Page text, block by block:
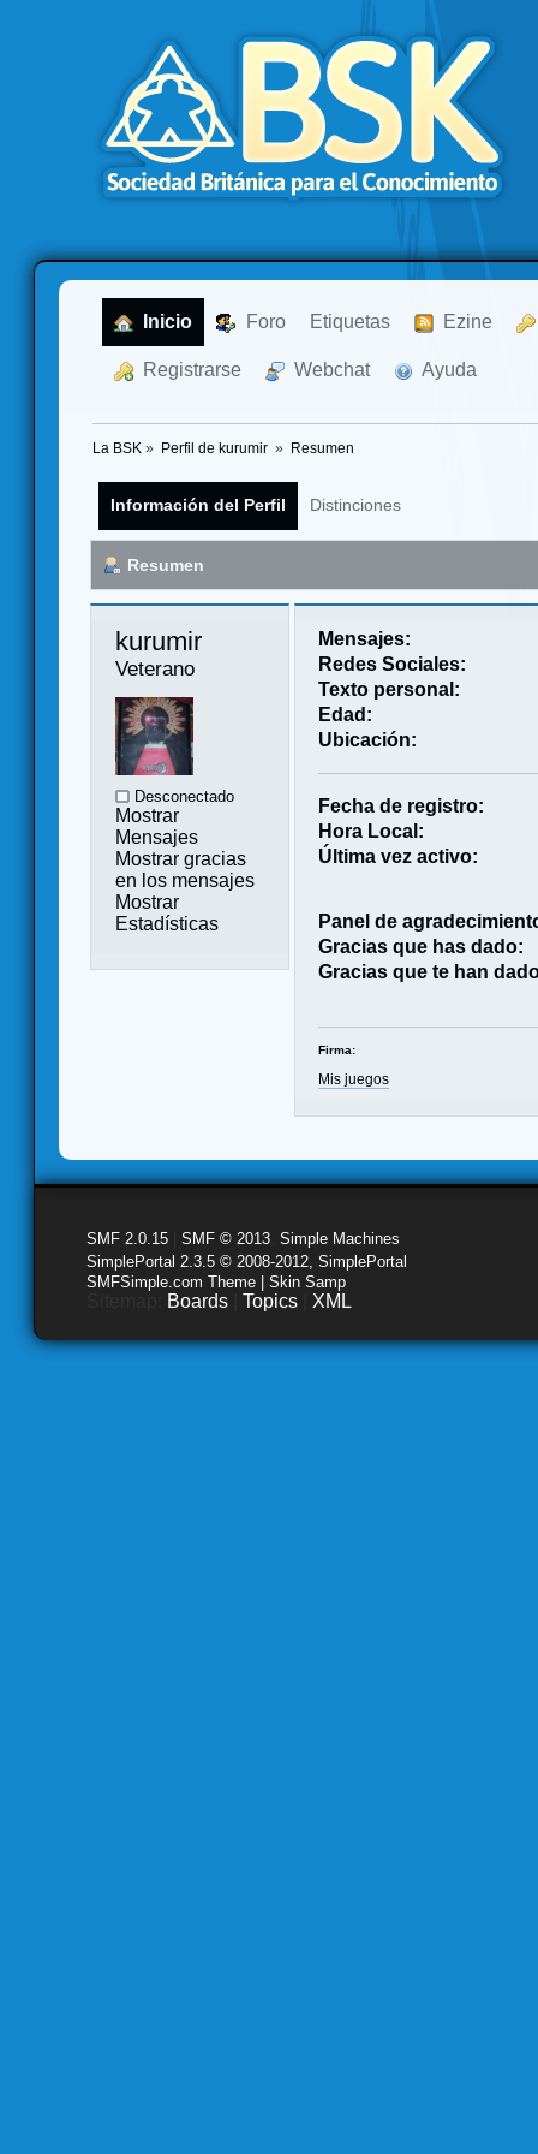
Inicio Foro Etiquetas Ezine
Registrarse Webchat Ayuda
La BSK » Perfil de kurumir » Resumen
Información del Perfil Distinciones
Resumen
kurumir
Veterano
Desconectado
Mostrar
Mensajes
Mostrar gracias
en los mensajes
Mostrar
Estadísticas
Mensajes:
Redes Sociales:
Texto personal:
Edad:
Ubicación:
Fecha de registro:
Hora Local:
Última vez activo:
Panel de
Gracias que has dado:
Gracias que te han
Firma:
Mis juegos
SMF 2.0.15 SMF © 2013 Simple Machines
SimplePortal 2.3.5 © 2008-2012, SimplePortal
SMFSimple.com Theme | Skin Samp
Boards Topics XML